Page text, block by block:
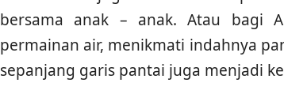
bersama anak – anak. Atau bagi
permainan air, menikmati indahnya
sepanjang garis pantai juga menjadi